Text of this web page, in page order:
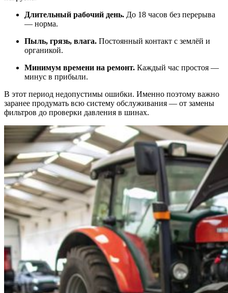
Длительный рабочий день. До 18 часов без перерыва
— норма.
Пыль, грязь, влага. Постоянный контакт с землёй и
органикой.
Минимум времени на ремонт. Каждый час простоя —
минус в прибыли.
В этот период недопустимы ошибки. Именно поэтому важно
заранее продумать всю систему обслуживания — от замены
фильтров до проверки давления в шинах.